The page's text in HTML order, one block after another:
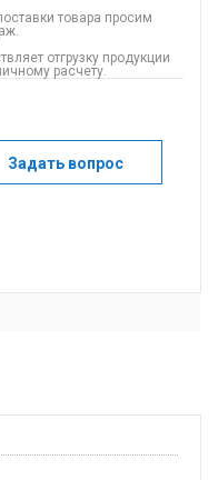
товара просим
отгрузку продукции
расчету.
Задать вопрос